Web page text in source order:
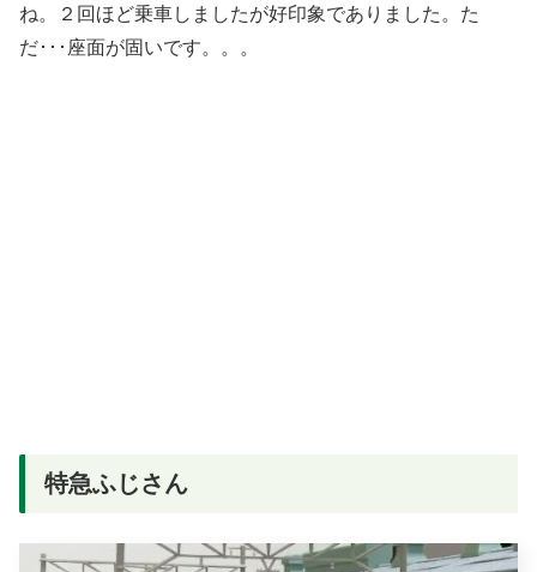
ね。２回ほど乗車しましたが好印象でありました。た
だ･･･座面が固いです。。。
特急ふじさん